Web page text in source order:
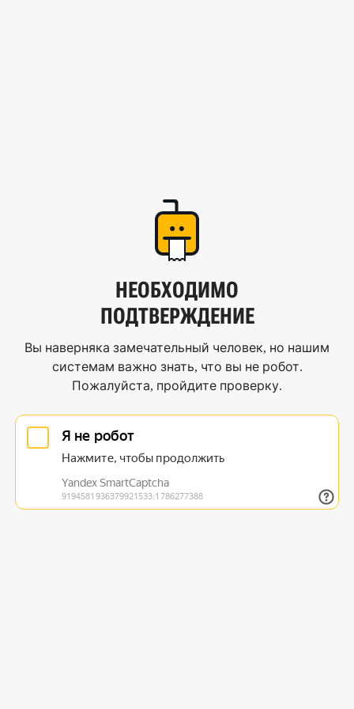
НЕОБХОДИМО
ПОДТВЕРЖДЕНИЕ
Вы наверняка замечательный человек, но нашим
системам важно знать, что вы не робот.
Пожалуйста, пройдите проверку.